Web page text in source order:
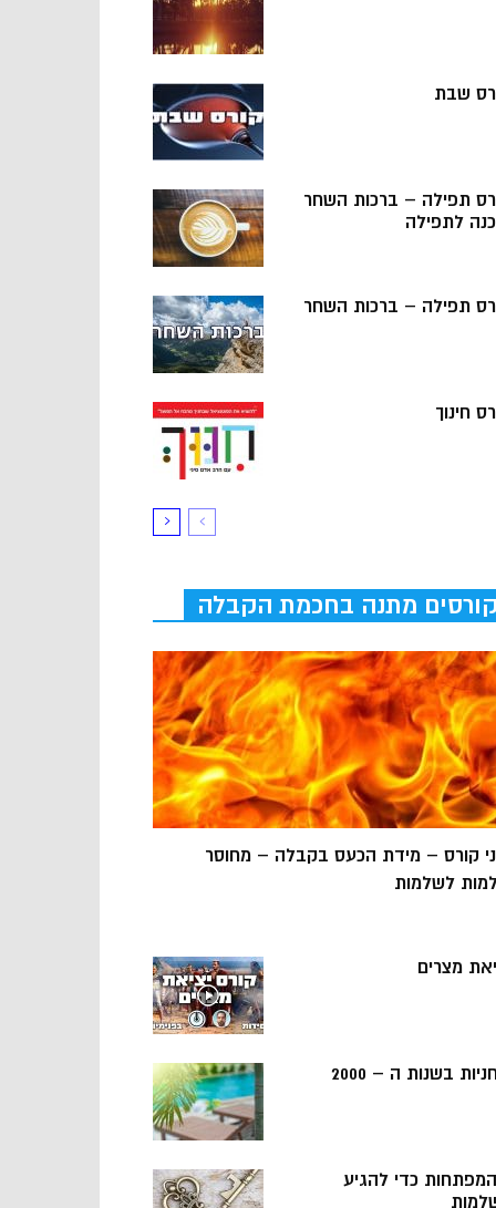
שבת
תפילה – ברכות השחר
לתפילה
תפילה – ברכות השחר
חינוך
קורסים מתנה בחכמת הקבלה
קורס – מידת הכעס בקבלה – מחוסר
לשלמות
מצרים
בשנות ה – 2000
5 המפתחות כדי להגיע